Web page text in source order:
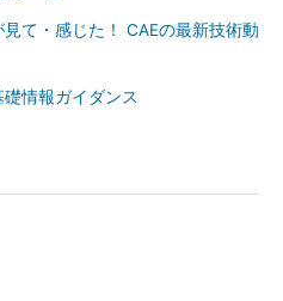
て・感じた！ CAEの最新技術動
情報ガイダンス